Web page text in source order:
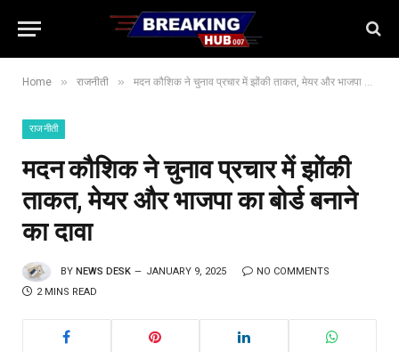
Home » राजनीती » मदन कौशिक ने चुनाव प्रचार में झोंकी ताकत, मेयर और भाजपा का बोर्ड बनाने का दावा
राजनीती
मदन कौशिक ने चुनाव प्रचार में झोंकी
ताकत, मेयर और भाजपा का बोर्ड बनाने
का दावा
BY NEWS DESK JANUARY 9, 2025
NO COMMENTS
2 MINS READ